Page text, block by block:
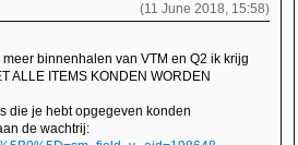
(11 June 2018, 15:58)
binnenhalen van VTM en Q2 ik krijg
ALLE ITEMS KONDEN WORDEN
je hebt opgegeven konden
de wachtrij: